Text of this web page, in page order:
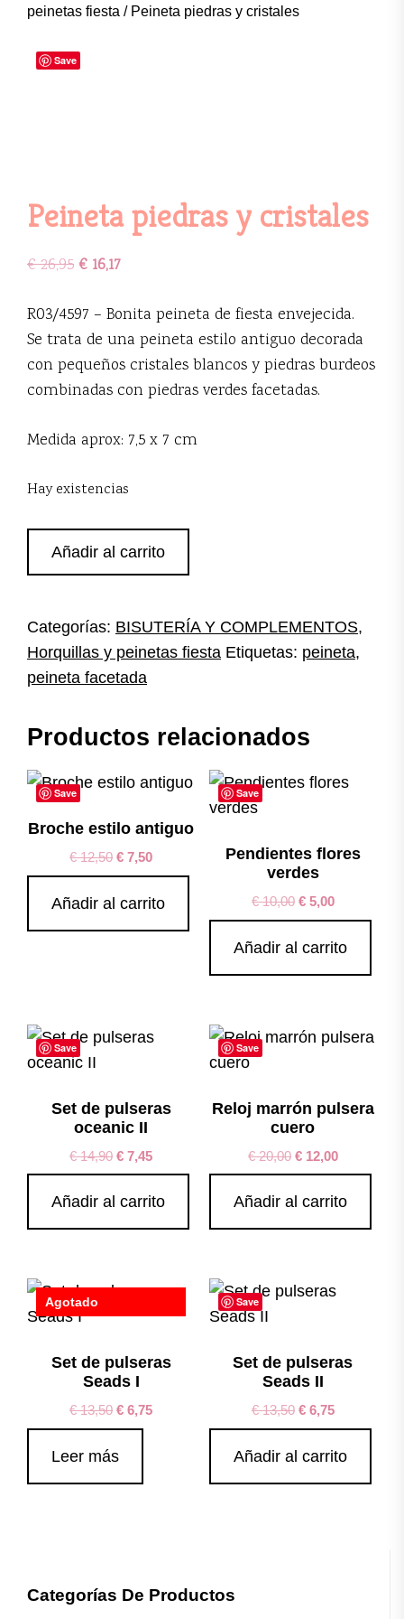
peinetas fiesta / Peineta piedras y cristales
Save
Peineta piedras y cristales
€26,95€ 16,17
R03/4597 – Bonita peineta de fiesta envejecida.
Se trata de una peineta estilo antiguo decorada
con pequeños cristales blancos y piedras burdeos
combinadas con piedras verdes facetadas.
Medida aprox: 7,5 x 7 cm
Hay existencias
piedras
cantidad
Añadir al carrito
Categorías: BISUTERÍA Y COMPLEMENTOS,
Horquillas y peinetas fiesta Etiquetas: peineta,
peineta facetada
Productos relacionados
Save
Broche estilo antiguo
€12,50 € 7,50
Añadir al carrito
Save
Pendientes flores
verdes
€10,00 €5,00
Añadir al carrito
Save
Set de pulseras
oceanic II
€14,90 € 7,45
Añadir al carrito
Save
Reloj marrón pulsera
cuero
€20,00 €12,00
Añadir al carrito
Save
Agotado
Set de pulseras
Seads I
€13,50 € 6,75
Leer más
Save
Set de pulseras
Seads II
€13,50 €6,75
Añadir al carrito
Categorías De Productos